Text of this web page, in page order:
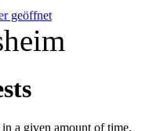
geöffnet